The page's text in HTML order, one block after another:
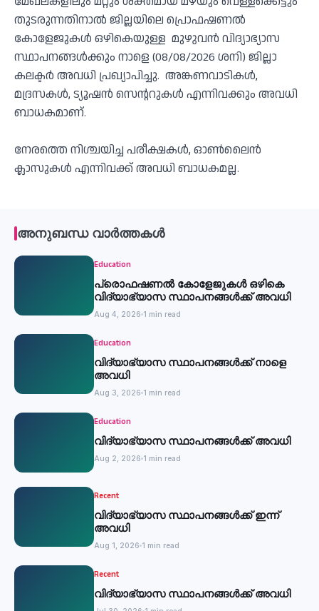
തുടരുന്നതിനാൽ ജില്ലയിലെ പ്രൊഫഷണൽ
കോളേജുകൾ ഒഴികെയുള്ള മുഴുവൻ വിദ്യാഭ്യാസ
സ്ഥാപനങ്ങൾക്കും നാളെ (08/08/2026 ശനി) ജില്ലാ
കലക്ടർ അവധി പ്രഖ്യാപിച്ചു. അങ്കണവാടികൾ,
മദ്രസകൾ, ട്യൂഷൻ സെൻ്ററുകൾ എന്നിവക്കും അവധി
ബാധകമാണ്.
നേരത്തെ നിശ്ചയിച്ച പരീക്ഷകൾ, ഓൺലൈൻ
ക്ലാസുകൾ എന്നിവക്ക് അവധി ബാധകമല്ല.
അനുബന്ധ വാർത്തകൾ
Education
പ്രൊഫഷണൽ കോളേജുകൾ ഒഴികെ
വിദ്യാഭ്യാസ സ്ഥാപനങ്ങൾക്ക് അവധി
Aug 4, 2026 1 min read
Education
വിദ്യാഭ്യാസ സ്ഥാപനങ്ങൾക്ക് നാളെ
അവധി
Aug 3, 2026 1 min read
Education
വിദ്യാഭ്യാസ സ്ഥാപനങ്ങൾക്ക് അവധി
Aug 2, 2026 1 min read
Recent
വിദ്യാഭ്യാസ സ്ഥാപനങ്ങൾക്ക് ഇന്ന്
അവധി
Aug 1, 2026 1 min read
Recent
വിദ്യാഭ്യാസ സ്ഥാപനങ്ങൾക്ക് അവധി